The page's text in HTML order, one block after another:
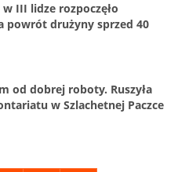
III lidze rozpoczęło
powrót drużyny sprzed 40
od dobrej roboty. Ruszyła
w Szlachetnej Paczce